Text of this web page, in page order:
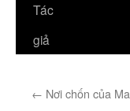
Tác
giả
← Nơi chốn của